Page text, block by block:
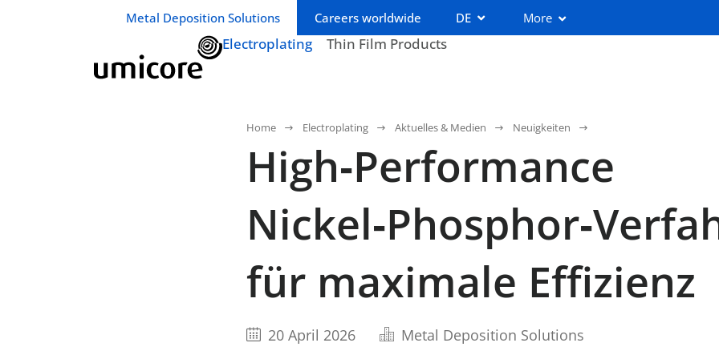
Geschäftsbereich / Abteilung:
Metal Deposition Solutions Careers worldwide DE More
Electroplating Thin Film Products
Home Electroplating Aktuelles & Medien Neuigkeiten
High‑Performance
für maximale Effizienz
20 April 2026 Metal Deposition Solutions